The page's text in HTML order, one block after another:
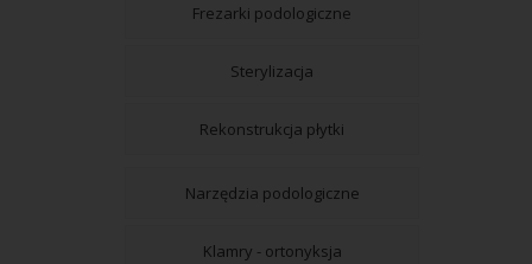
Frezarki podologiczne
Sterylizacja
Rekonstrukcja płytki
Narzędzia podologiczne
Klamry - ortonyksja